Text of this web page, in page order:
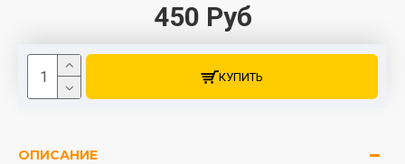
450 Руб
КУПИТЬ
ОПИСАНИЕ